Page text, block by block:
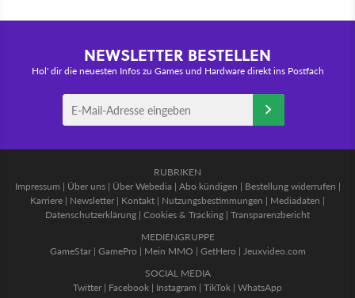
NEWSLETTER BESTELLEN
Hol' dir die neuesten Infos zu Games und Hardware direkt ins Postfach
RUBRIKEN
Impressum | Über uns| Über Webedia | Abo kündigen | Bestellung widerrufen |
Karriere | Newsletter | Kontakt | Nutzungsbestimmungen | Mediadaten |
Datenschutzerklärung | Cookies & Tracking | Transparenzbericht
MEDIENGRUPPE
GameStar| GamePro | Mein MMO | GetHero | Jeuxvideo.com
SOCIAL MEDIA
Twitter | Facebook | Instagram | TikTok | WhatsApp